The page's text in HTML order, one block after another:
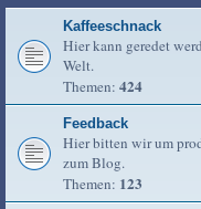
Kaffeeschnack
Hier kann geredet
Welt.
Themen: 424
Feedback
Hier bitten wir um
zum Blog.
Themen: 123